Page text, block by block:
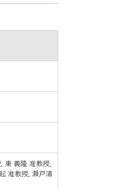
東 義隆 准教授,
准教授, 瀬戸浦